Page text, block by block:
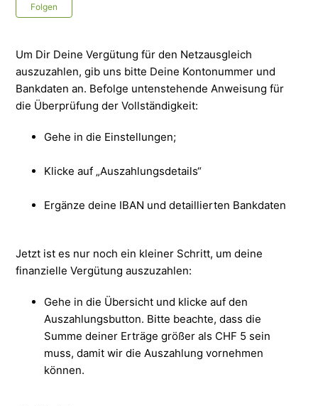
Folgen
Um Dir Deine Vergütung für den Netzausgleich
auszuzahlen, gib uns bitte Deine Kontonummer und
Bankdaten an. Befolge untenstehende Anweisung für
die Überprüfung der Vollständigkeit:
Gehe in die Einstellungen;
Klicke auf „Auszahlungsdetails“
Ergänze deine IBAN und detaillierten Bankdaten
Jetzt ist es nur noch ein kleiner Schritt, um deine
finanzielle Vergütung auszuzahlen:
Gehe in die Übersicht und klicke auf den
Auszahlungsbutton. Bitte beachte, dass die
Summe deiner Erträge größer als CHF 5 sein
muss, damit wir die Auszahlung vornehmen
können.